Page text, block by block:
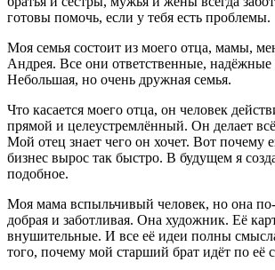
готовы помочь, если у тебя есть проблемы.
Моя семья состоит из моего отца, мамы,
Андрея. Все они ответственные,
Небольшая, но очень дружная семья.
Что касается моего отца, он человек
прямой и целеустремлённый. Он делает
Мой отец знает чего он хочет. Вот почему
бизнес вырос так быстро. В будущем я
подобное.
Моя мама вспыльчивый человек, но она
добрая и заботливая. Она художник. Её
внушительные. И все её идеи полны
того, почему мой старший брат идёт по её